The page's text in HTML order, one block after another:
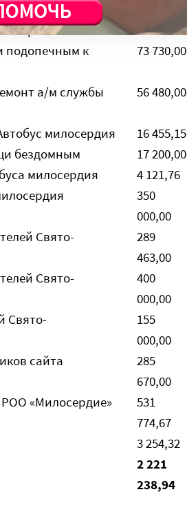
подразделений
подопечным к
73 730,00
а/м службы
56 480,00
милосердия
16 455,15
бездомным
17 200,00
милосердия
4 121,76
350
000,00
Свято-
289
463,00
Свято-
400
000,00
Свято-
155
000,00
сайта
285
670,00
«Милосердие»
531
774,67
3 254,32
2 221
238,94